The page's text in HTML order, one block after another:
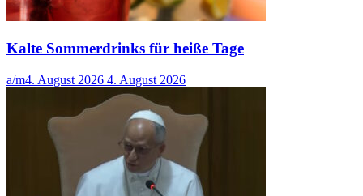
Kalte Sommerdrinks für heiße Tage
a/m4. August 2026 4. August 2026